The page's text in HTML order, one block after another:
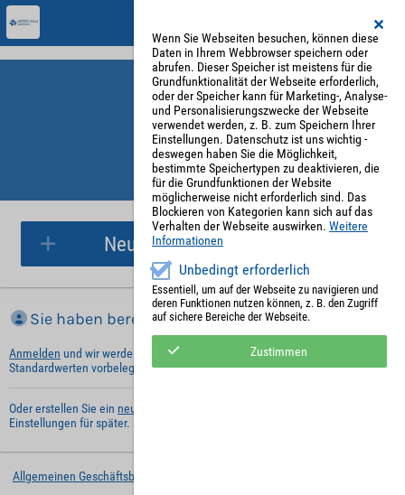
Parkplatzreservierung
Sie haben bereits ein Konto?
Anmelden und wir werden die notwendigen Informationen mit Ihren
Standardwerten vorbelegen.
Oder erstellen Sie ein neues Benutzerkonto
Einstellungen für später.
Neue Parkplatzreservierung
Allgemeinen Geschäftsbedingungen
Wenn Sie Webseiten besuchen, können diese
Daten in Ihrem Webbrowser speichern oder
abrufen. Dieser Speicher ist meistens für die
Grundfunktionalität der Webseite erforderlich,
oder der Speicher kann für Marketing-, Analyse-
und Personalisierungszwecke der Webseite
verwendet werden, z. B. zum Speichern Ihrer
Einstellungen. Datenschutz ist uns wichtig -
deswegen haben Sie die Möglichkeit,
bestimmte Speichertypen zu deaktivieren, die
für die Grundfunktionen der Website
möglicherweise nicht erforderlich sind. Das
Blockieren von Kategorien kann sich auf das
Verhalten der Webseite auswirken. Weitere
Informationen
Unbedingt erforderlich
Essentiell, um auf der Webseite zu navigieren und
deren Funktionen nutzen können, z. B. den Zugriff
auf sichere Bereiche der Webseite.
Zustimmen